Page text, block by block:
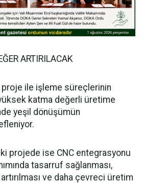
ARTIRILACAK
proje ile işleme süreçlerinin
katma değerli üretime
yeşil dönüşümün
projede ise CNC entegrasyonu
tasarruf sağlanması,
ve daha çevreci üretim